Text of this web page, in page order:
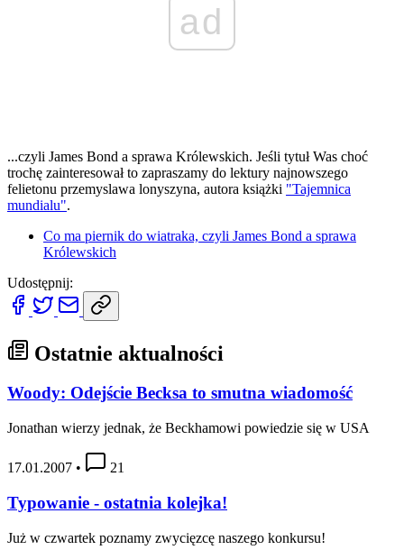
ad
...czyli James Bond a sprawa Królewskich. Jeśli tytuł Was choć
trochę zainteresował to zapraszamy do lektury najnowszego
felietonu przemyslawa lonyszyna, autora książki "Tajemnica
mundialu".
Co ma piernik do wiatraka, czyli James Bond a sprawa
Królewskich
Udostępnij:
Ostatnie aktualności
Woody: Odejście Becksa to smutna wiadomość
Jonathan wierzy jednak, że Beckhamowi powiedzie się w USA
17.01.2007 • 21
Typowanie - ostatnia kolejka!
Już w czwartek poznamy zwycięzcę naszego konkursu!